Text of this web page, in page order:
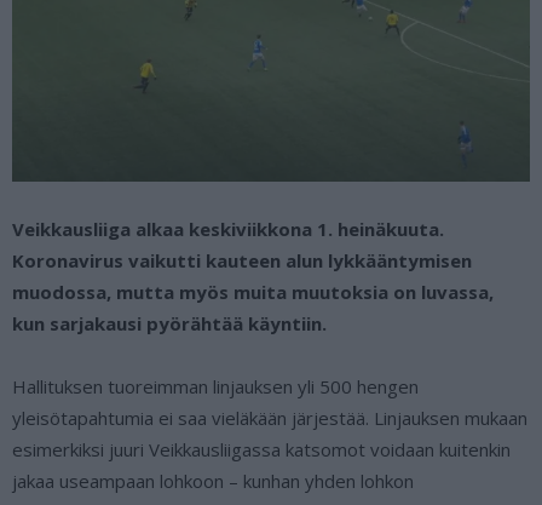
Veikkausliiga alkaa keskiviikkona 1. heinäkuuta.
Koronavirus vaikutti kauteen alun lykkääntymisen
muodossa, mutta myös muita muutoksia on luvassa,
kun sarjakausi pyörähtää käyntiin.
Hallituksen tuoreimman linjauksen yli 500 hengen
yleisötapahtumia ei saa vieläkään järjestää. Linjauksen mukaan
esimerkiksi juuri Veikkausliigassa katsomot voidaan kuitenkin
jakaa useampaan lohkoon – kunhan yhden lohkon